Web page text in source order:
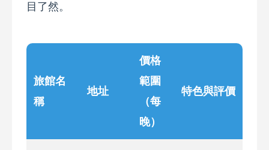
目了然。
旅館名
稱
地址
價格
範圍
（每
晚）
特色與評價